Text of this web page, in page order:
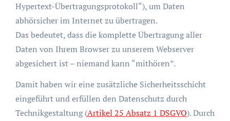
Hypertext-Übertragungsprotokoll“), um Daten
abhörsicher im Internet zu übertragen.
Das bedeutet, dass die komplette Übertragung aller
Daten von Ihrem Browser zu unserem Webserver
abgesichert ist – niemand kann “mithören”.
Damit haben wir eine zusätzliche Sicherheitsschicht
eingeführt und erfüllen den Datenschutz durch
Technikgestaltung (Artikel 25 Absatz 1 DSGVO). Durch